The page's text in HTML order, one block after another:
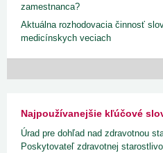
zamestnanca?
Aktuálna rozhodovacia činnosť
medicínskych veciach
Najpoužívanejšie kľúčové
Úrad pre dohľad nad zdravotnou
Poskytovateľ zdravotnej